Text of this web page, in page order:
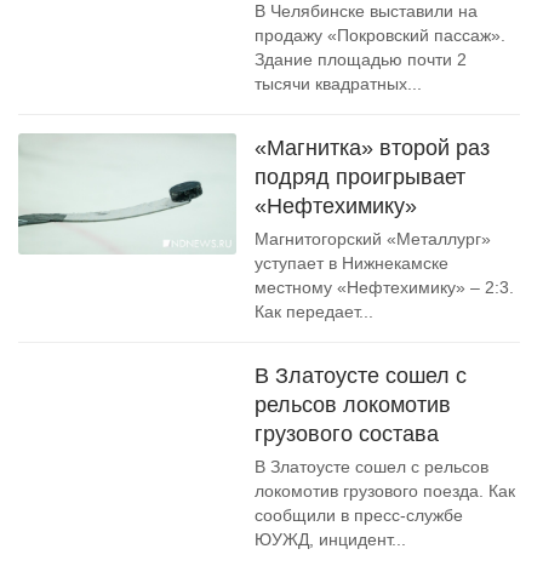
В Челябинске выставили на
продажу «Покровский пассаж».
Здание площадью почти 2
тысячи квадратных...
«Магнитка» второй раз
подряд проигрывает
«Нефтехимику»
Магнитогорский «Металлург»
уступает в Нижнекамске
местному «Нефтехимику» – 2:3.
Как передает...
В Златоусте сошел с
рельсов локомотив
грузового состава
В Златоусте сошел с рельсов
локомотив грузового поезда. Как
сообщили в пресс-службе
ЮУЖД, инцидент...